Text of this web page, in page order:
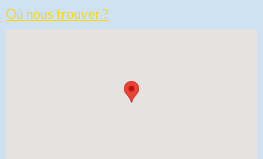
Où nous trouver ?